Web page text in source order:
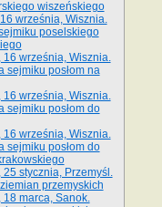
wiszeńskiego
września, Wisznia.
poselskiego
16 września, Wisznia.
sejmiku posłom na
16 września, Wisznia.
sejmiku posłom do
16 września, Wisznia.
sejmiku posłom do
25 stycznia, Przemyśl.
przemyskich
18 marca, Sanok.